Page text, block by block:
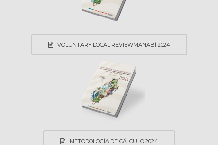
VOLUNTARY LOCAL REVIEWMANABÍ 2024
METODOLOGÍA DE CÁLCULO 2024